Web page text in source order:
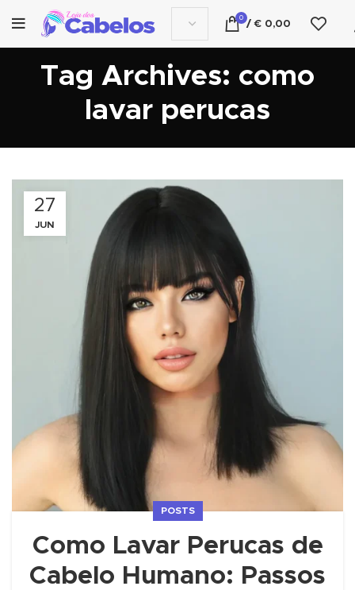
0
/ € 0,00
Tag Archives: como
lavar perucas
27
JUN
POSTS
Como Lavar Perucas de
Cabelo Humano: Passos